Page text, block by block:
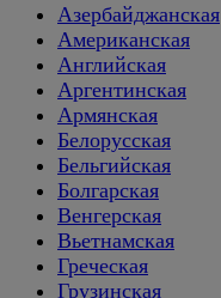
Азербайджанская
Американская
Английская
Аргентинская
Армянская
Белорусская
Бельгийская
Болгарская
Венгерская
Вьетнамская
Греческая
Грузинская